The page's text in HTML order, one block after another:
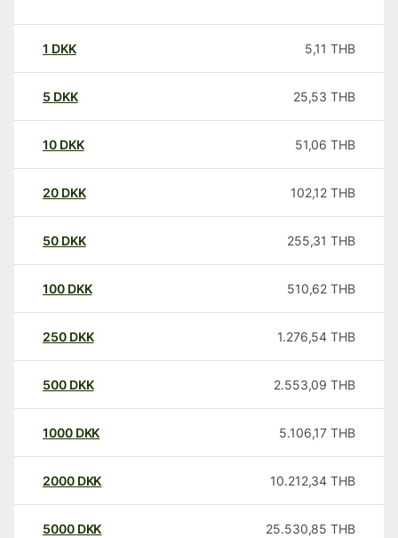
1 DKK 5,11 THB
5 DKK 25,53 THB
10 DKK 51,06 THB
20 DKK 102,12 THB
50 DKK 255,31 THB
100 DKK 510,62 THB
250 DKK 1.276,54 THB
500 DKK 2.553,09 THB
1000 DKK 5.106,17 THB
2000 DKK 10.212,34 THB
5000 DKK 25.530,85 THB